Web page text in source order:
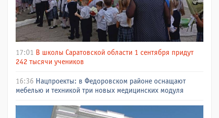
17:01 В школы Саратовской области 1 сентября придут
242 тысячи учеников
16:36 Нацпроекты: в Федоровском районе оснащают
мебелью и техникой три новых медицинских модуля